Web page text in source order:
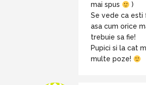
mai spus
)
Se vede ca esti
asa cum orice
trebuie sa fie!
Pupici si la cat
multe poze!